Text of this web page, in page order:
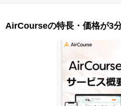
AirCourseの特長・価格が3